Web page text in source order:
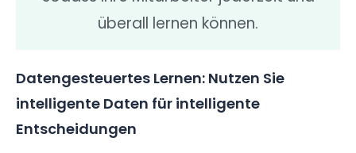
überall lernen können.
Datengesteuertes Lernen: Nutzen Sie
intelligente Daten für intelligente
Entscheidungen